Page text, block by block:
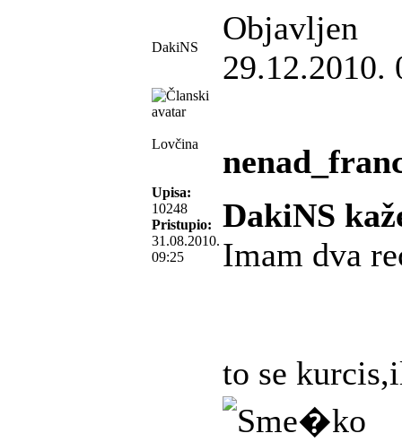
DakiNS
Objavljen
29.12.2010.
Lovčina
Upisa:
10248
Pristupio:
31.08.2010.
09:25
DakiNS
Imam dva
to se